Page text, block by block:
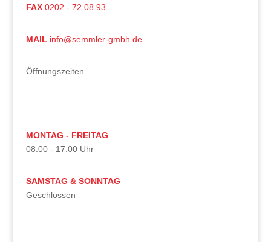
FAX 0202 - 72 08 93
MAIL info@semmler-gmbh.de
Öffnungszeiten
MONTAG - FREITAG
08:00 - 17:00 Uhr
SAMSTAG & SONNTAG
Geschlossen